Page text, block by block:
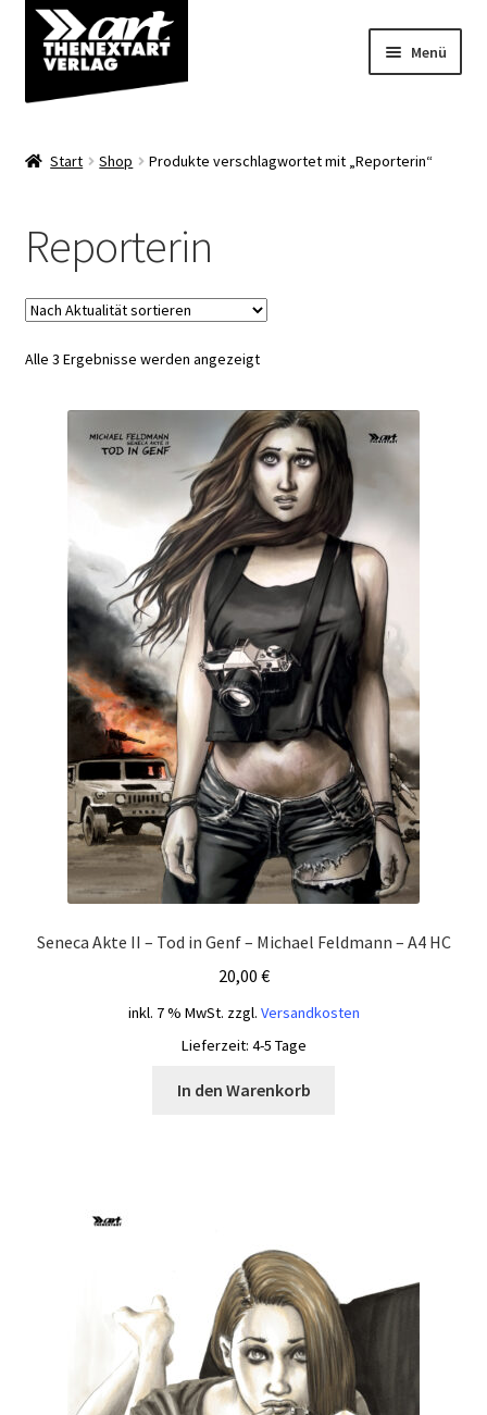
Zur
Navigation
springen
Zum
Inhalt
springen
Menü
Über uns
Start Shop Produkte verschlagwortet mit „Reporterin“
Reporterin
Alle 3 Ergebnisse werden angezeigtNach
Seneca Akte II – Tod in Genf – Michael Feldmann – A4 HC
20,00 €
inkl. 7 % MwSt. zzgl. Versandkosten
Lieferzeit: 4-5 Tage
In den Warenkorb